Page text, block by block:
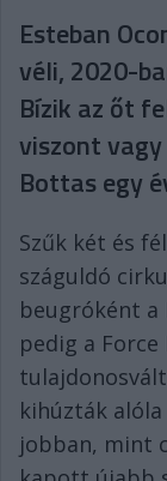
Esteban
véli, 2020-
Bízik az őt
viszont
Bottas egy
Szűk két és
száguldó
beugróként a
pedig a Force
kihúzták
jobban, mint